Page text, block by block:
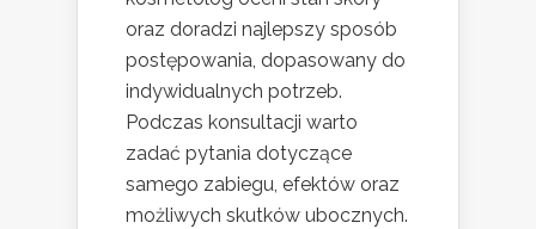
oraz doradzi najlepszy sposób
postępowania, dopasowany do
indywidualnych potrzeb.
Podczas konsultacji warto
zadać pytania dotyczące
samego zabiegu, efektów oraz
możliwych skutków ubocznych.